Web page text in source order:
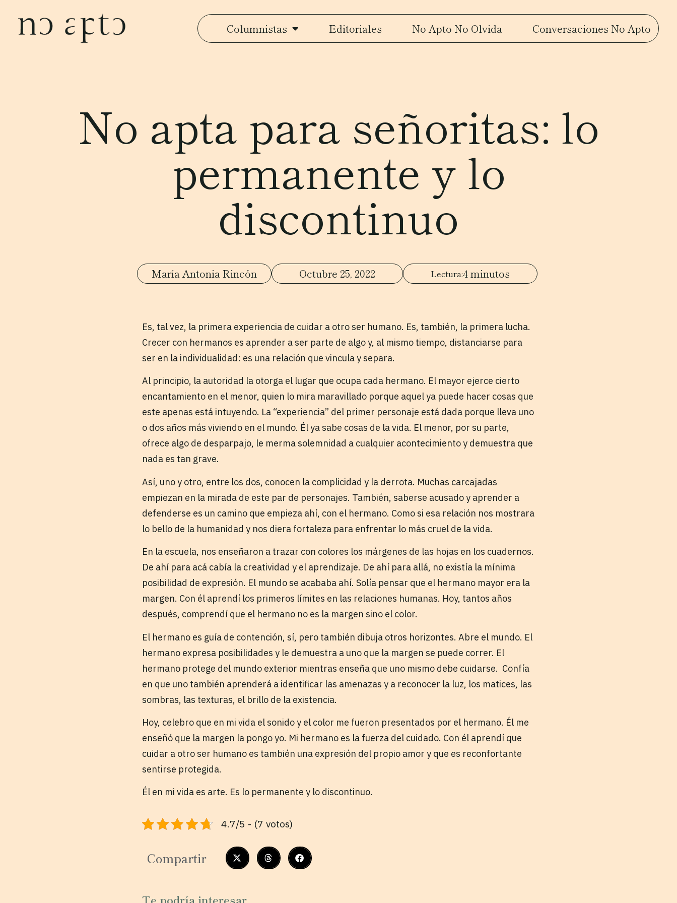
Columnistas Editoriales No Apto No Olvida Conversaciones No Apto
No apta para señoritas: lo
permanente y lo
discontinuo
María Antonia Rincón Octubre 25, 2022 4 minutos
Es, tal vez, la primera experiencia de cuidar a otro ser humano. Es, también, la primera lucha.
Crecer con hermanos es aprender a ser parte de algo y, al mismo tiempo, distanciarse para
ser en la individualidad: es una relación que vincula y separa.
Al principio, la autoridad la otorga el lugar que ocupa cada hermano. El mayor ejerce cierto
encantamiento en el menor, quien lo mira maravillado porque aquel ya puede hacer cosas que
este apenas está intuyendo. La “experiencia” del primer personaje está dada porque lleva uno
o dos años más viviendo en el mundo. Él ya sabe cosas de la vida. El menor, por su parte,
ofrece algo de desparpajo, le merma solemnidad a cualquier acontecimiento y demuestra que
nada es tan grave.
Así, uno y otro, entre los dos, conocen la complicidad y la derrota. Muchas carcajadas
empiezan en la mirada de este par de personajes. También, saberse acusado y aprender a
defenderse es un camino que empieza ahí, con el hermano. Como si esa relación nos mostrara
lo bello de la humanidad y nos diera fortaleza para enfrentar lo más cruel de la vida.
En la escuela, nos enseñaron a trazar con colores los márgenes de las hojas en los cuadernos.
De ahí para acá cabía la creatividad y el aprendizaje. De ahí para allá, no existía la mínima
posibilidad de expresión. El mundo se acababa ahí. Solía pensar que el hermano mayor era la
margen. Con él aprendí los primeros límites en las relaciones humanas. Hoy, tantos años
después, comprendí que el hermano no es la margen sino el color.
El hermano es guía de contención, sí, pero también dibuja otros horizontes. Abre el mundo. El
hermano expresa posibilidades y le demuestra a uno que la margen se puede correr. El
hermano protege del mundo exterior mientras enseña que uno mismo debe cuidarse. Confía
en que uno también aprenderá a identificar las amenazas y a reconocer la luz, los matices, las
sombras, las texturas, el brillo de la existencia.
Hoy, celebro que en mi vida el sonido y el color me fueron presentados por el hermano. Él me
enseñó que la margen la pongo yo. Mi hermano es la fuerza del cuidado. Con él aprendí que
cuidar a otro ser humano es también una expresión del propio amor y que es reconfortante
sentirse protegida.
Él en mi vida es arte. Es lo permanente y lo discontinuo.
4.7/5 - (7 votos)
Compartir
Te podría interesar